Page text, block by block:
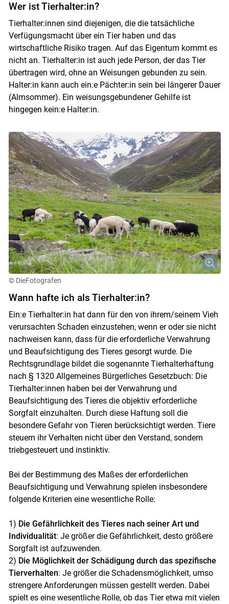
Skip to main content
Wer ist Tierhalter:in?
Tierhalter:innen sind diejenigen, die die tatsächliche
Verfügungsmacht über ein Tier haben und das
wirtschaftliche Risiko tragen. Auf das Eigentum kommt es
nicht an. Tierhalter:in ist auch jede Person, der das Tier
übertragen wird, ohne an Weisungen gebunden zu sein.
Halter:in kann auch ein:e Pächter:in sein bei längerer Dauer
(Almsommer). Ein weisungsgebundener Gehilfe ist
hingegen kein:e Halter:in.
© DieFotografen
Wann hafte ich als Tierhalter:in?
Ein:e Tierhalter:in hat dann für den von ihrem/seinem Vieh
verursachten Schaden einzustehen, wenn er oder sie nicht
nachweisen kann, dass für die erforderliche Verwahrung
und Beaufsichtigung des Tieres gesorgt wurde. Die
Rechtsgrundlage bildet die sogenannte Tierhalterhaftung
nach § 1320 Allgemeines Bürgerliches Gesetzbuch: Die
Tierhalter:innen haben bei der Verwahrung und
Beaufsichtigung des Tieres die objektiv erforderliche
Sorgfalt einzuhalten. Durch diese Haftung soll die
besondere Gefahr von Tieren berücksichtigt werden. Tiere
steuern ihr Verhalten nicht über den Verstand, sondern
triebgesteuert und instinktiv.
Bei der Bestimmung des Maßes der erforderlichen
Beaufsichtigung und Verwahrung spielen insbesondere
folgende Kriterien eine wesentliche Rolle:
1) Die Gefährlichkeit des Tieres nach seiner Art und
Individualität: Je größer die Gefährlichkeit, desto größere
Sorgfalt ist aufzuwenden.
2) Die Möglichkeit der Schädigung durch das spezifische
Tierverhalten: Je größer die Schadensmöglichkeit, umso
strengere Anforderungen müssen gestellt werden. Dabei
spielt es eine wesentliche Rolle, ob das Tier etwa mit vielen